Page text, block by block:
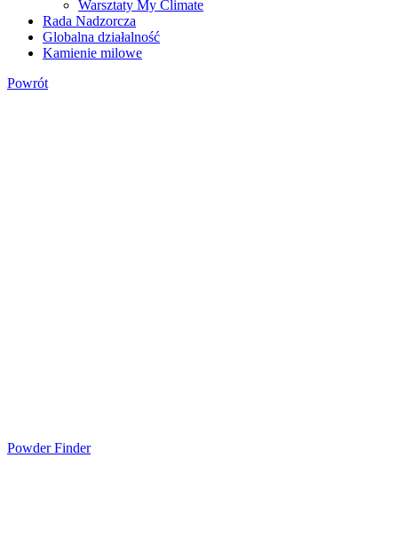
Warsztaty My Climate
Rada Nadzorcza
Globalna działalność
Kamienie milowe
Powrót
Powder Finder